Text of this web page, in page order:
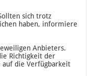
sich trotz
haben, informiere
Anbieters.
Richtigkeit der
auf die Verfügbarkeit